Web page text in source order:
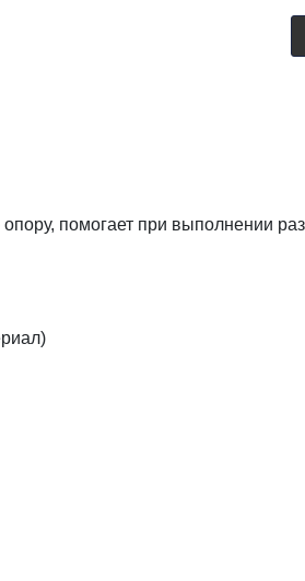
помогает при выполнении